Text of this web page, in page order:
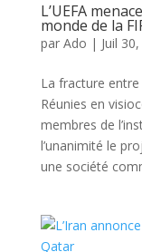
L’UEFA
monde de la
par Ado | Juil
La fracture entre
Réunies en
membres de
l’unanimité le
une société